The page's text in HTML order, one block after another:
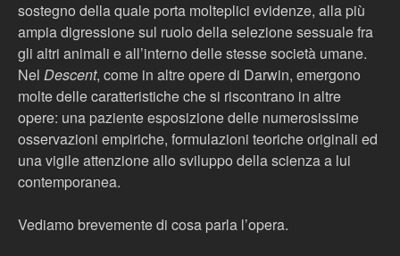
sostegno della quale porta molteplici evidenze, alla più
ampia digressione sul ruolo della selezione sessuale fra
gli altri animali e all’interno delle stesse società umane.
Nel Descent, come in altre opere di Darwin, emergono
molte delle caratteristiche che si riscontrano in altre
opere: una paziente esposizione delle numerosissime
osservazioni empiriche, formulazioni teoriche originali ed
una vigile attenzione allo sviluppo della scienza a lui
contemporanea.
Vediamo brevemente di cosa parla l’opera.